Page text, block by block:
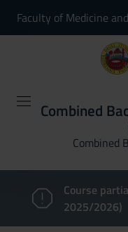
Faculty of Medicine
Combined
Combined
Course
2025/2026)